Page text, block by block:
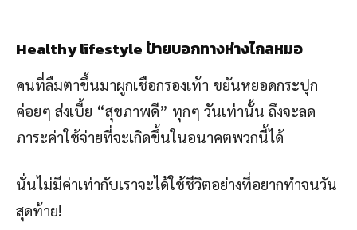
Healthy lifestyle ป้ายบอกทางห่างไกลหมอ
คนที่ลืมตาขึ้นมาผูกเชือกรองเท้า ขยันหยอดกระปุก
ค่อยๆ ส่งเบี้ย “สุขภาพดี” ทุกๆ วันเท่านั้น ถึงจะลด
ภาระค่าใช้จ่ายที่จะเกิดขึ้นในอนาคตพวกนี้ได้
นั่นไม่มีค่าเท่ากับเราจะได้ใช้ชีวิตอย่างที่อยากทำจนวัน
สุดท้าย!